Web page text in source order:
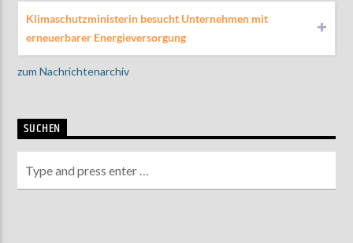
Klimaschutzministerin besucht Unternehmen mit
erneuerbarer Energieversorgung
zum Nachrichtenarchiv
SUCHEN